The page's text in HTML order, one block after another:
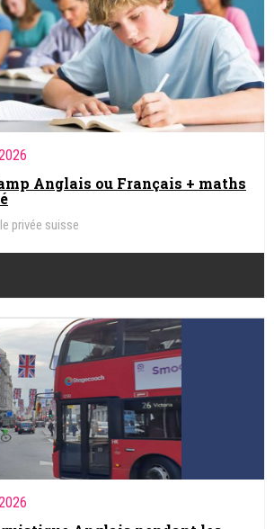
Anglais ou Français + maths
privée suisse